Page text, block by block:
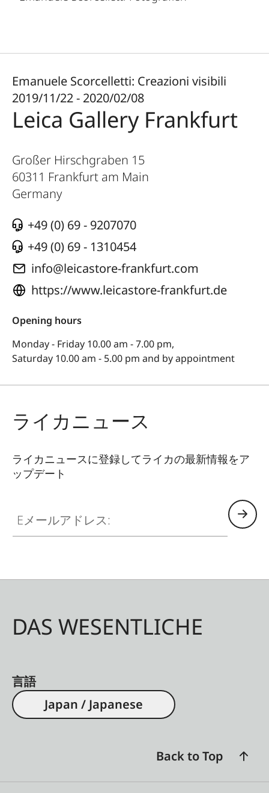
Emanuele Scorcelletti: Creazioni visibili
2019/11/22 - 2020/02/08
Leica Gallery Frankfurt
Großer Hirschgraben 15
60311 Frankfurt am Main
Germany
+49 (0) 69 - 9207070
+49 (0) 69 - 1310454
info@leicastore-frankfurt.com
https://www.leicastore-frankfurt.de
Opening hours
Monday - Friday 10.00 am - 7.00 pm,
Saturday 10.00 am - 5.00 pm and by appointment
ライカニュース
ライカニュースに登録してライカの最新情報をア
ップデート
DAS WESENTLICHE
言語
Japan / Japanese
Back to Top